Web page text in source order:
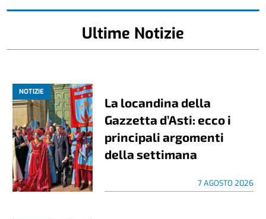
Ultime Notizie
NOTIZIE
La locandina della
Gazzetta d’Asti: ecco i
principali argomenti
della settimana
7 AGOSTO 2026